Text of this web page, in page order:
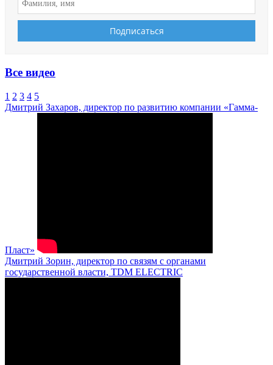
Все видео
1 2 3 4 5
Дмитрий Захаров, директор по развитию компании «Гамма-
Пласт»
Дмитрий Зорин, директор по связям с органами
государственной власти, TDM ELECTRIC